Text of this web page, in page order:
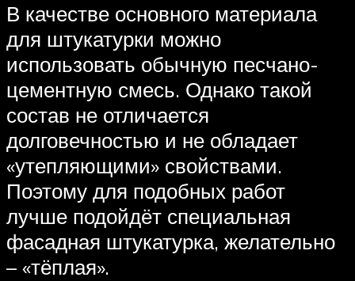
В качестве основного материала
для штукатурки можно
использовать обычную песчано-
цементную смесь. Однако такой
состав не отличается
долговечностью и не обладает
«утепляющими» свойствами.
Поэтому для подобных работ
лучше подойдёт специальная
фасадная штукатурка, желательно
– «тёплая».